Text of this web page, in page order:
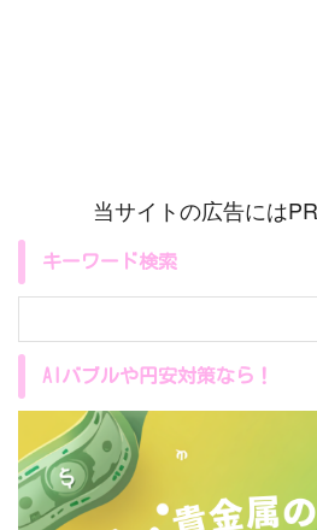
生そのものを変える可能性がある
んですよ。 あなたの視線やクリ
ックが、ただ流れるだけじゃなく
資産に変わる未来が始まっていま
す
さぁ、あなたの「注意」 ...
当サイトの広告には
キーワード検索
AIバブルや円安対策なら！